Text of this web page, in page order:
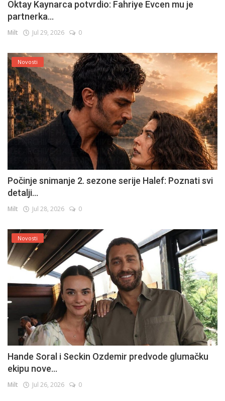
Oktay Kaynarca potvrdio: Fahriye Evcen mu je
partnerka...
Milt Jul 29, 2026 0
Novosti
Počinje snimanje 2. sezone serije Halef: Poznati svi
detalji...
Milt Jul 28, 2026 0
Novosti
Hande Soral i Seckin Ozdemir predvode glumačku
ekipu nove...
Milt Jul 26, 2026 0